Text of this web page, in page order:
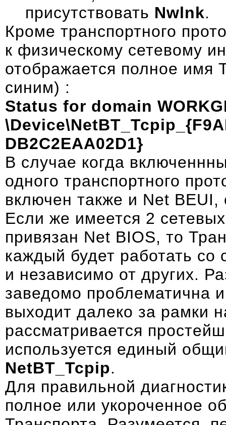
присутствовать Nwlnk.
Кроме транспортного
к физическому сетевому
отображается полное имя
синим) :
Status for domain
DB2C2EAA02D1}
В случае когда
одного транспортного
включен также и Net BEUI,
Если же имеется 2
привязан Net BIOS, то
каждый будет работать
и независимо от других.
заведомо проблематична
выходит далеко за рамки
рассматривается
используется единый
NetBT_Tcpip.
Для правильной
полное или укороченное